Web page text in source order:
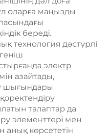
оларға маңызды
береді.
технология дәстүрлі
электр
азайтады,
шығындары
талаптар да
элементтері мен
анық көрсететін